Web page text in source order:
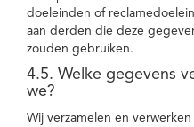
doeleinden of
aan derden die deze
zouden gebruiken.
4.5. Welke gegevens
we?
Wij verzamelen en